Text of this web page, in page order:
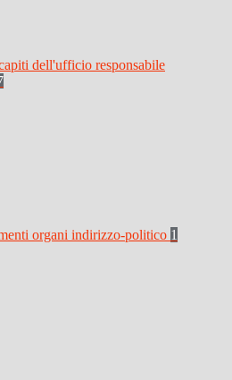
dell'ufficio responsabile
organi indirizzo-politico 1